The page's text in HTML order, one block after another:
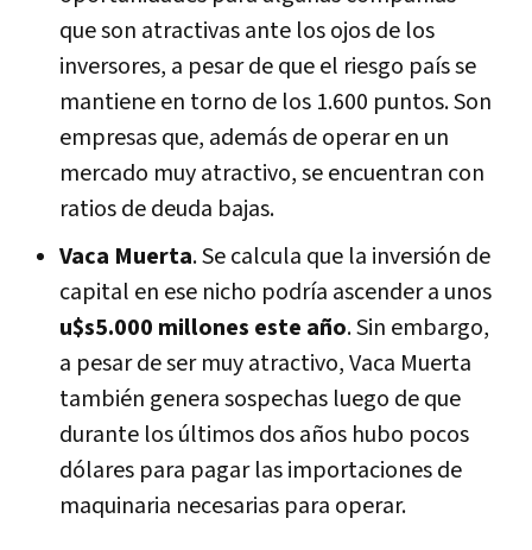
que son atractivas ante los ojos de los
inversores, a pesar de que el riesgo país se
mantiene en torno de los 1.600 puntos. Son
empresas que, además de operar en un
mercado muy atractivo, se encuentran con
ratios de deuda bajas.
Vaca Muerta. Se calcula que la inversión de
capital en ese nicho podría ascender a unos
u$s5.000 millones este año. Sin embargo,
a pesar de ser muy atractivo, Vaca Muerta
también genera sospechas luego de que
durante los últimos dos años hubo pocos
dólares para pagar las importaciones de
maquinaria necesarias para operar.